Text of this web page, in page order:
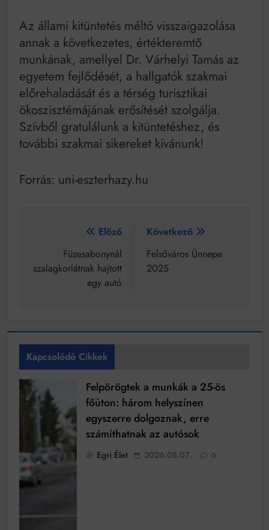
Az állami kitüntetés méltó visszaigazolása
annak a következetes, értékteremtő
munkának, amellyel Dr. Várhelyi Tamás az
egyetem fejlődését, a hallgatók szakmai
előrehaladását és a térség turisztikai
ökoszisztémájának erősítését szolgálja.
Szívből gratulálunk a kitüntetéshez, és
további szakmai sikereket kívánunk!
Forrás: uni-eszterhazy.hu
Bejegyzés
navigáció
Előző
Füzesabonynál
szalagkorlátnak hajtott
egy autó
Következő
Felsőváros Ünnepe
2025
Kapcsolódó Cikkek
Felpörögtek a munkák a 25-ös
főúton: három helyszínen
egyszerre dolgoznak, erre
számíthatnak az autósok
Egri Élet 2026.08.07. 0